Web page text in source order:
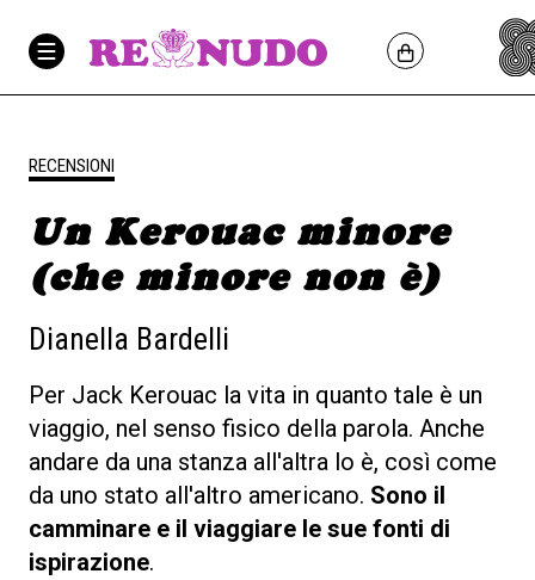
RECENSIONI
Un Kerouac minore
(che minore non è)
Dianella Bardelli
Per Jack Kerouac la vita in quanto tale è un
viaggio, nel senso fisico della parola. Anche
andare da una stanza all'altra lo è, così come
da uno stato all'altro americano. Sono il
camminare e il viaggiare le sue fonti di
ispirazione.